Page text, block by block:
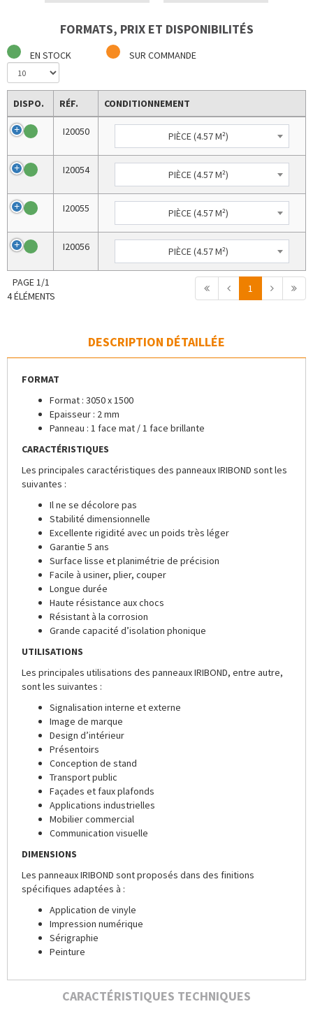
FORMATS, PRIX ET DISPONIBILITÉS
EN STOCK SUR COMMANDE
DISPO. RÉF. CONDITIONNEMENT
I20050 PIÈCE (4.57 M²)
I20054 PIÈCE (4.57 M²)
I20055 PIÈCE (4.57 M²)
I20056 PIÈCE (4.57 M²)
PAGE 1/1
4 ÉLÉMENTS
1
DESCRIPTION DÉTAILLÉE
FORMAT
Format : 3050 x 1500
Epaisseur : 2 mm
Panneau : 1 face mat / 1 face brillante
CARACTÉRISTIQUES
Les principales caractéristiques des panneaux IRIBOND sont les
suivantes :
Il ne se décolore pas
Stabilité dimensionnelle
Excellente rigidité avec un poids très léger
Garantie 5 ans
Surface lisse et planimétrie de précision
Facile à usiner, plier, couper
Longue durée
Haute résistance aux chocs
Résistant à la corrosion
Grande capacité d’isolation phonique
UTILISATIONS
Les principales utilisations des panneaux IRIBOND, entre autre,
sont les suivantes :
Signalisation interne et externe
Image de marque
Design d’intérieur
Présentoirs
Conception de stand
Transport public
Façades et faux plafonds
Applications industrielles
Mobilier commercial
Communication visuelle
DIMENSIONS
Les panneaux IRIBOND sont proposés dans des finitions
spécifiques adaptées à :
Application de vinyle
Impression numérique
Sérigraphie
Peinture
CARACTÉRISTIQUES TECHNIQUES